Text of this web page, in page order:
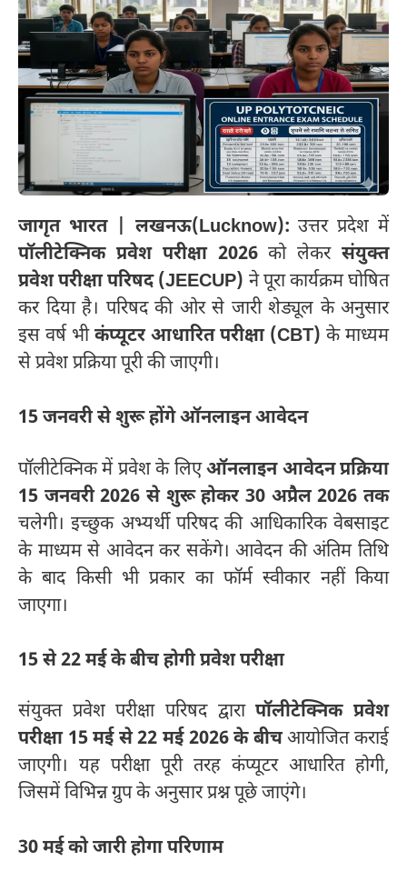
जागृत भारत | लखनऊ(Lucknow): उत्तर प्रदेश में
पॉलीटेक्निक प्रवेश परीक्षा 2026को लेकर संयुक्त
प्रवेश परीक्षा परिषद (JEECUP) ने पूरा कार्यक्रम घोषित
कर दिया है। परिषद की ओर से जारी शेड्यूल के अनुसार
इस वर्ष भीकंप्यूटर आधारित परीक्षा (CBT) के माध्यम
से प्रवेश प्रक्रिया पूरी की जाएगी।
15 जनवरी से शुरू होंगे ऑनलाइन आवेदन
पॉलीटेक्निक में प्रवेश के लिएऑनलाइन आवेदन प्रक्रिया
15 जनवरी 2026 से शुरू होकर 30 अप्रैल 2026 तक
चलेगी। इच्छुक अभ्यर्थी परिषद की आधिकारिक वेबसाइट
के माध्यम से आवेदन कर सकेंगे। आवेदन की अंतिम तिथि
के बाद किसी भी प्रकार का फॉर्म स्वीकार नहीं किया
जाएगा।
15 से 22 मई के बीच होगी प्रवेश परीक्षा
संयुक्त प्रवेश परीक्षा परिषद द्वारापॉलीटेक्निक प्रवेश
परीक्षा 15 मई से 22 मई 2026 के बीचआयोजित कराई
जाएगी। यह परीक्षा पूरी तरह कंप्यूटर आधारित होगी,
जिसमें विभिन्न ग्रुप के अनुसार प्रश्न पूछे जाएंगे।
30 मई को जारी होगा परिणाम